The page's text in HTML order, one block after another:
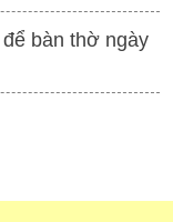
bàn thờ ngày